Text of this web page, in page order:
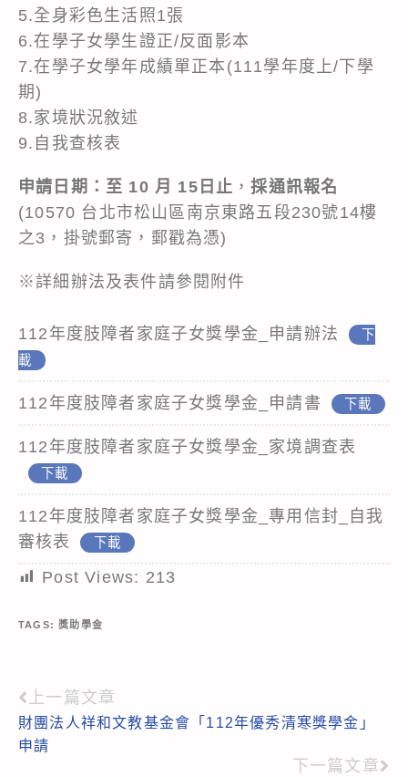
5.全身彩色生活照1張
6.在學子女學生證正/反面影本
7.在學子女學年成績單正本(111學年度上/下學
期)
8.家境狀況敘述
9.自我查核表
申請日期：至 10 月 15日止 ，採通訊報名
(10570 台北市松山區南京東路五段230號14樓
之3，掛號郵寄，郵戳為憑)
※詳細辦法及表件請參閱附件
112年度肢障者家庭子女獎學金_申請辦法
下
載
112年度肢障者家庭子女獎學金_申請書 下載
112年度肢障者家庭子女獎學金_家境調查表
下載
112年度肢障者家庭子女獎學金_專用信封_自我
審核表
下載
Post Views: 213
TAGS:獎助學金
Read
more
上一篇文章
財團法人祥和文教基金會「112年優秀清寒獎學金」
申請
下一篇文章